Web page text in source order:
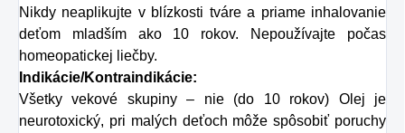
Nikdy neaplikujte v blízkosti tváre a priame inhalovanie
deťom mladším ako 10 rokov. Nepoužívajte počas
homeopatickej liečby.
Indikácie/Kontraindikácie:
Všetky vekové skupiny – nie (do 10 rokov) Olej je
neurotoxický, pri malých deťoch môže spôsobiť poruchy